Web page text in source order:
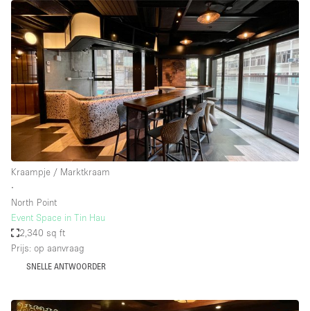
Kraampje / Marktkraam
∙
North Point
Event Space in Tin Hau
2,340 sq ft
Prijs: op aanvraag
SNELLE ANTWOORDER